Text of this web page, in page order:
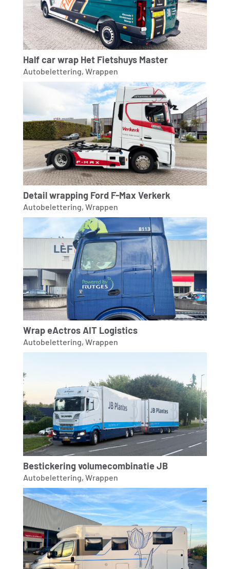
Half car wrap Het Fietshuys Master
Autobelettering, Wrappen
Detail wrapping Ford F-Max Verkerk
Autobelettering, Wrappen
Wrap eActros AIT Logistics
Autobelettering, Wrappen
Bestickering volumecombinatie JB
Autobelettering, Wrappen